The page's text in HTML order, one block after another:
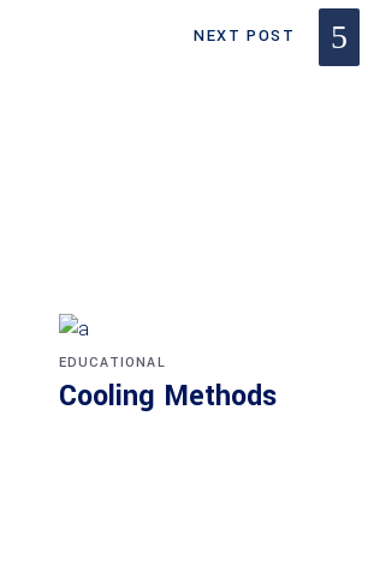
NEXT POST
EDUCATIONAL
Cooling Methods